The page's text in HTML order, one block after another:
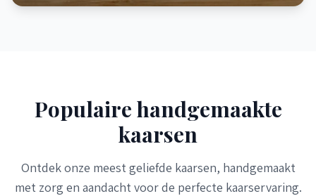
Populaire handgemaakte
kaarsen
Ontdek onze meest geliefde kaarsen, handgemaakt
met zorg en aandacht voor de perfecte kaarservaring.